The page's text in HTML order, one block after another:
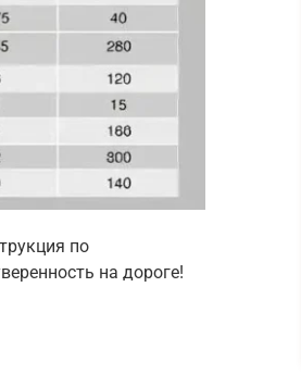
по
на дороге!